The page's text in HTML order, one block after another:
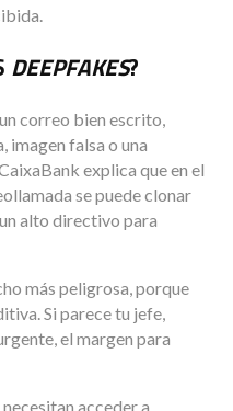
DEEPFAKES?
correo bien escrito,
imagen falsa o una
explica que en el
se puede clonar
alto directivo para
más peligrosa, porque
Si parece tu jefe,
el margen para
acceder a